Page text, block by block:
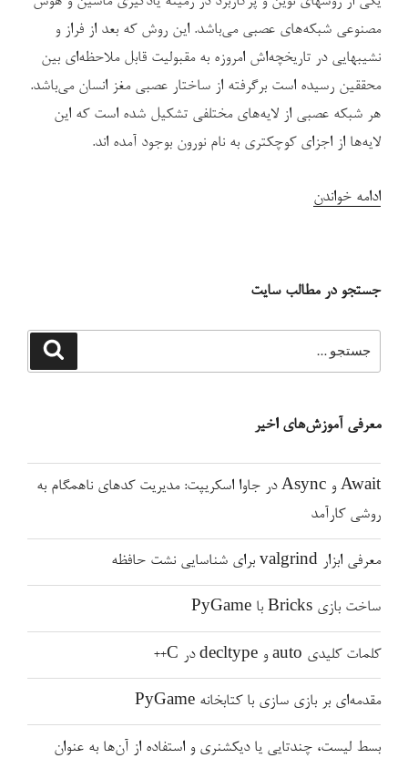
مصنوعی شبکه‌های عصبی می‌باشد. این روش که بعد از فراز و
نشیبهایی در تاریخچه‌اش امروزه به مقبولیت قابل ملاحظه‌ای بین
محققین رسیده است برگرفته از ساختار عصبی مغز انسان می‌باشد.
هر شبکه عصبی از لایه‌های مختلفی تشکیل شده است که این
لایه‌ها از اجزای کوچکتری به نام نورون بوجود آمده اند.
ادامه خواندن
عصبی
جستجو در مطالب سایت
برای
جستجو
معرفی آموزش‌های اخیر
Await و Async در جاوا اسکریپت: مدیریت کدهای ناهمگام به
روشی کارآمد
معرفی ابزار valgrind برای شناسایی نشت حافظه
ساخت بازی Bricks با PyGame
کلمات کلیدی auto و decltype در C++
مقدمه‌ای بر بازی سازی با کتابخانه PyGame
بسط لیست، چندتایی یا دیکشنری و استفاده از آن‌ها به عنوان